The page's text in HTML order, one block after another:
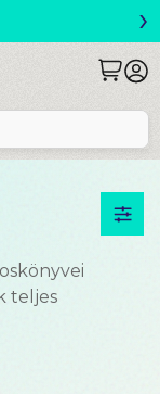
›
teljes